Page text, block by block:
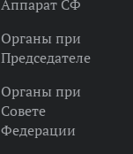
Аппарат СФ
Органы при
Председателе
Органы при
Совете
Федерации